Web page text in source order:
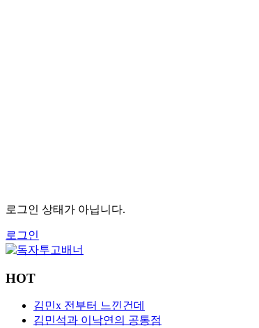
로그인 상태가 아닙니다.
로그인
HOT
김민x 전부터 느낀건데
김민석과 이낙연의 공통점